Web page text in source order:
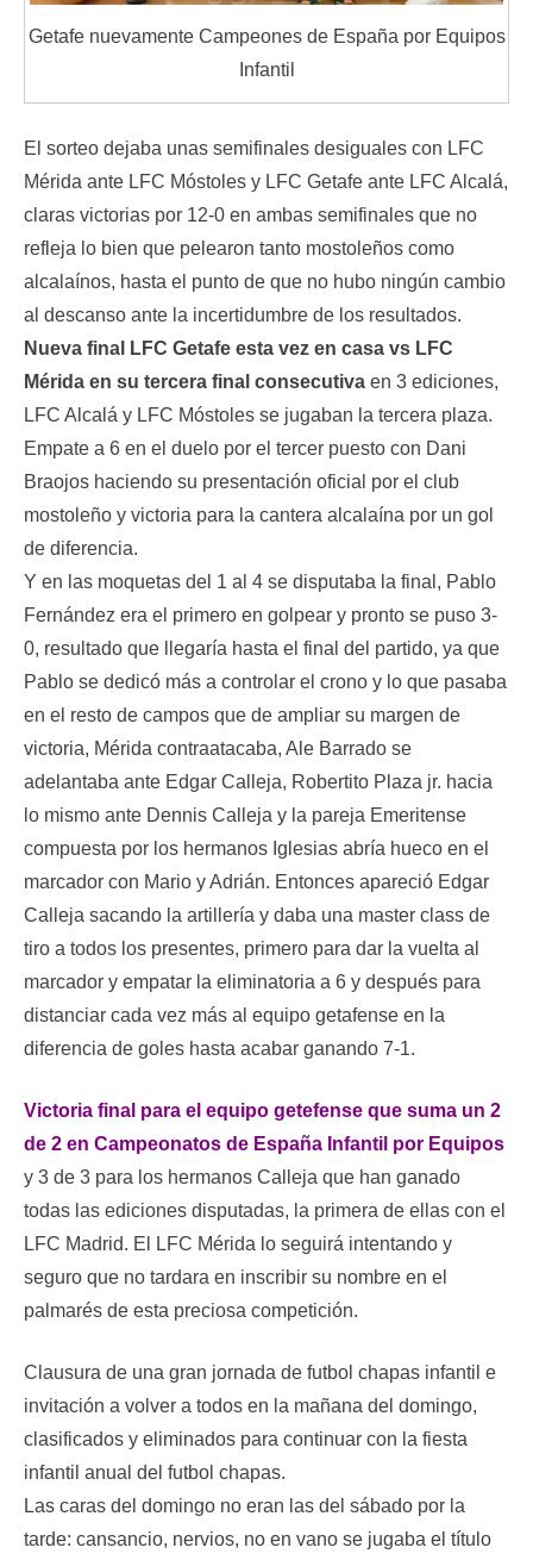
Getafe nuevamente Campeones de España por Equipos
Infantil
El sorteo dejaba unas semifinales desiguales con LFC
Mérida ante LFC Móstoles y LFC Getafe ante LFC Alcalá,
claras victorias por 12-0 en ambas semifinales que no
refleja lo bien que pelearon tanto mostoleños como
alcalaínos, hasta el punto de que no hubo ningún cambio
al descanso ante la incertidumbre de los resultados.
Nueva final LFC Getafe esta vez en casa vs LFC
Mérida en su tercera final consecutiva en 3 ediciones,
LFC Alcalá y LFC Móstoles se jugaban la tercera plaza.
Empate a 6 en el duelo por el tercer puesto con Dani
Braojos haciendo su presentación oficial por el club
mostoleño y victoria para la cantera alcalaína por un gol
de diferencia.
Y en las moquetas del 1 al 4 se disputaba la final, Pablo
Fernández era el primero en golpear y pronto se puso 3-
0, resultado que llegaría hasta el final del partido, ya que
Pablo se dedicó más a controlar el crono y lo que pasaba
en el resto de campos que de ampliar su margen de
victoria, Mérida contraatacaba, Ale Barrado se
adelantaba ante Edgar Calleja, Robertito Plaza jr. hacia
lo mismo ante Dennis Calleja y la pareja Emeritense
compuesta por los hermanos Iglesias abría hueco en el
marcador con Mario y Adrián. Entonces apareció Edgar
Calleja sacando la artillería y daba una master class de
tiro a todos los presentes, primero para dar la vuelta al
marcador y empatar la eliminatoria a 6 y después para
distanciar cada vez más al equipo getafense en la
diferencia de goles hasta acabar ganando 7-1.
Victoria final para el equipo getefense que suma un 2
de 2 en Campeonatos de España Infantil por Equipos
y 3 de 3 para los hermanos Calleja que han ganado
todas las ediciones disputadas, la primera de ellas con el
LFC Madrid. El LFC Mérida lo seguirá intentando y
seguro que no tardara en inscribir su nombre en el
palmarés de esta preciosa competición.
Clausura de una gran jornada de futbol chapas infantil e
invitación a volver a todos en la mañana del domingo,
clasificados y eliminados para continuar con la fiesta
infantil anual del futbol chapas.
Las caras del domingo no eran las del sábado por la
tarde: cansancio, nervios, no en vano se jugaba el título